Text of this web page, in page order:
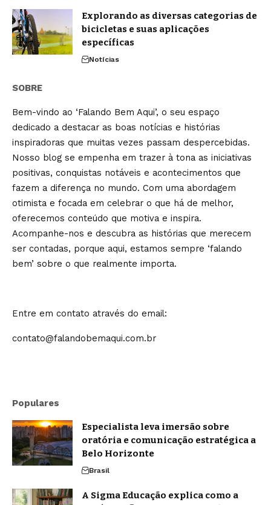
Explorando as diversas categorias de
bicicletas e suas aplicações
específicas
Notícias
SOBRE
Bem-vindo ao ‘Falando Bem Aqui’, o seu espaço
dedicado a destacar as boas notícias e histórias
inspiradoras que muitas vezes passam despercebidas.
Nosso blog se empenha em trazer à tona as iniciativas
positivas, conquistas notáveis e acontecimentos que
fazem a diferença no mundo. Com uma abordagem
otimista e focada em celebrar o que há de melhor,
oferecemos conteúdo que motiva e inspira.
Acompanhe-nos e descubra as histórias que merecem
ser contadas, porque aqui, estamos sempre ‘falando
bem’ sobre o que realmente importa.
Entre em contato através do email:
contato@falandobemaqui.com.br
Populares
Especialista leva imersão sobre
oratória e comunicação estratégica a
Belo Horizonte
Brasil
A Sigma Educação explica como a